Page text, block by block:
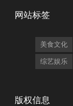
网站标签
美食文化
综艺娱乐
版权信息